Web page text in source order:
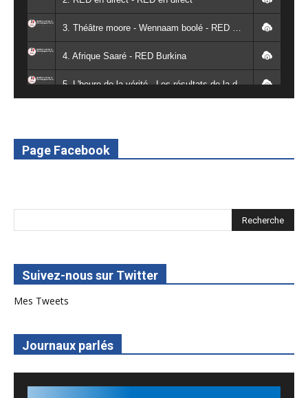
4. Afrique Saaré - RED Burkina
5. L'heure de la vérité - Les résultats de la désodéissance et de l'obeissance - RED Burkina
7. SPOT 2 RED Multimédia 2022
Page Facebook
Suivez-nous sur Twitter
Mes Tweets
Journaux parlés